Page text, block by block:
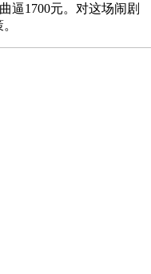
逼1700元。对这场闹剧